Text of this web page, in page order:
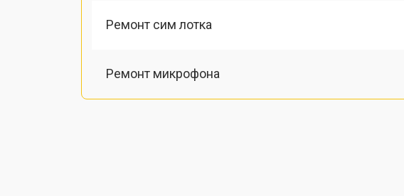
Ремонт сим лотка
Ремонт микрофона